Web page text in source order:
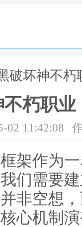
破坏神不朽
朽职业
02 11:42:08
架作为
们需要
非空想
心机制